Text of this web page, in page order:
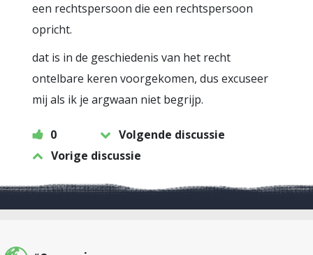
een rechtspersoon die een rechtspersoon
opricht.
dat is in de geschiedenis van het recht
ontelbare keren voorgekomen, dus excuseer
mij als ik je argwaan niet begrijp.
0
Volgende discussie
Vorige discussie